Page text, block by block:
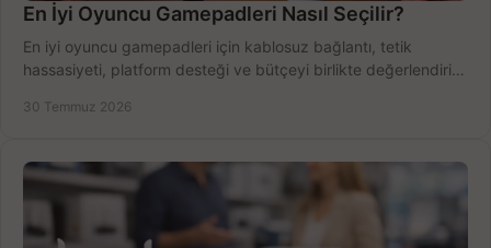
En İyi Oyuncu Gamepadleri Nasıl Seçilir?
En iyi oyuncu gamepadleri için kablosuz bağlantı, tetik
hassasiyeti, platform desteği ve bütçeyi birlikte değerlendirin;
30 Temmuz 2026